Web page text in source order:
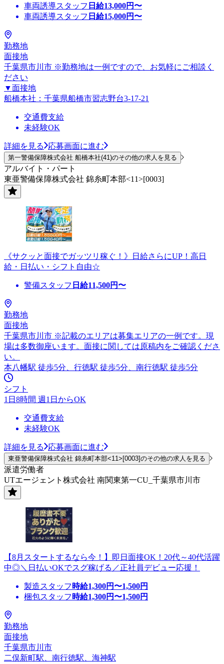
車両誘導スタッフ 日給13,000円〜
車両誘導スタッフ 日給15,000円〜
勤務地
面接地
千葉県市川市 ※勤務地は一例ですので、お気軽にご相談く
ださい
▼面接地
船橋本社：千葉県船橋市習志野台3-17-21
交通費支給
未経験OK
詳細を見る 応募画面に進む
第一警備保障株式会社 船橋本社(41)のその他の求人を見る
アルバイト・パート
東亜警備保障株式会社 錦糸町本部<11>[0003]
《サクッと面接でガッツリ稼ぐ！》日給さらにUP！高日
給・日払い・シフト自由☆
警備スタッフ 日給11,500円〜
勤務地
面接地
千葉県市川市 ※記載のエリアは募集エリアの一例です。現
場は多数御座います。面接に関しては原稿内をご確認くださ
い。
本八幡駅 徒歩5分、行徳駅 徒歩5分、南行徳駅 徒歩5分
シフト
1日8時間 週1日からOK
交通費支給
未経験OK
詳細を見る 応募画面に進む
東亜警備保障株式会社 錦糸町本部<11>[0003]のその他の求人を見る
派遣労働者
UTエージェント株式会社 南関東第一CU_千葉県市川市
【8月スタートするなら今！】即日面接OK！20代～40代活躍
中◎＼日払いOKでスグ稼げる／正社員デビュー応援！
製造スタッフ 時給1,300円〜1,500円
梱包スタッフ 時給1,300円〜1,500円
勤務地
面接地
千葉県市川市
二俣新町駅、南行徳駅、海神駅